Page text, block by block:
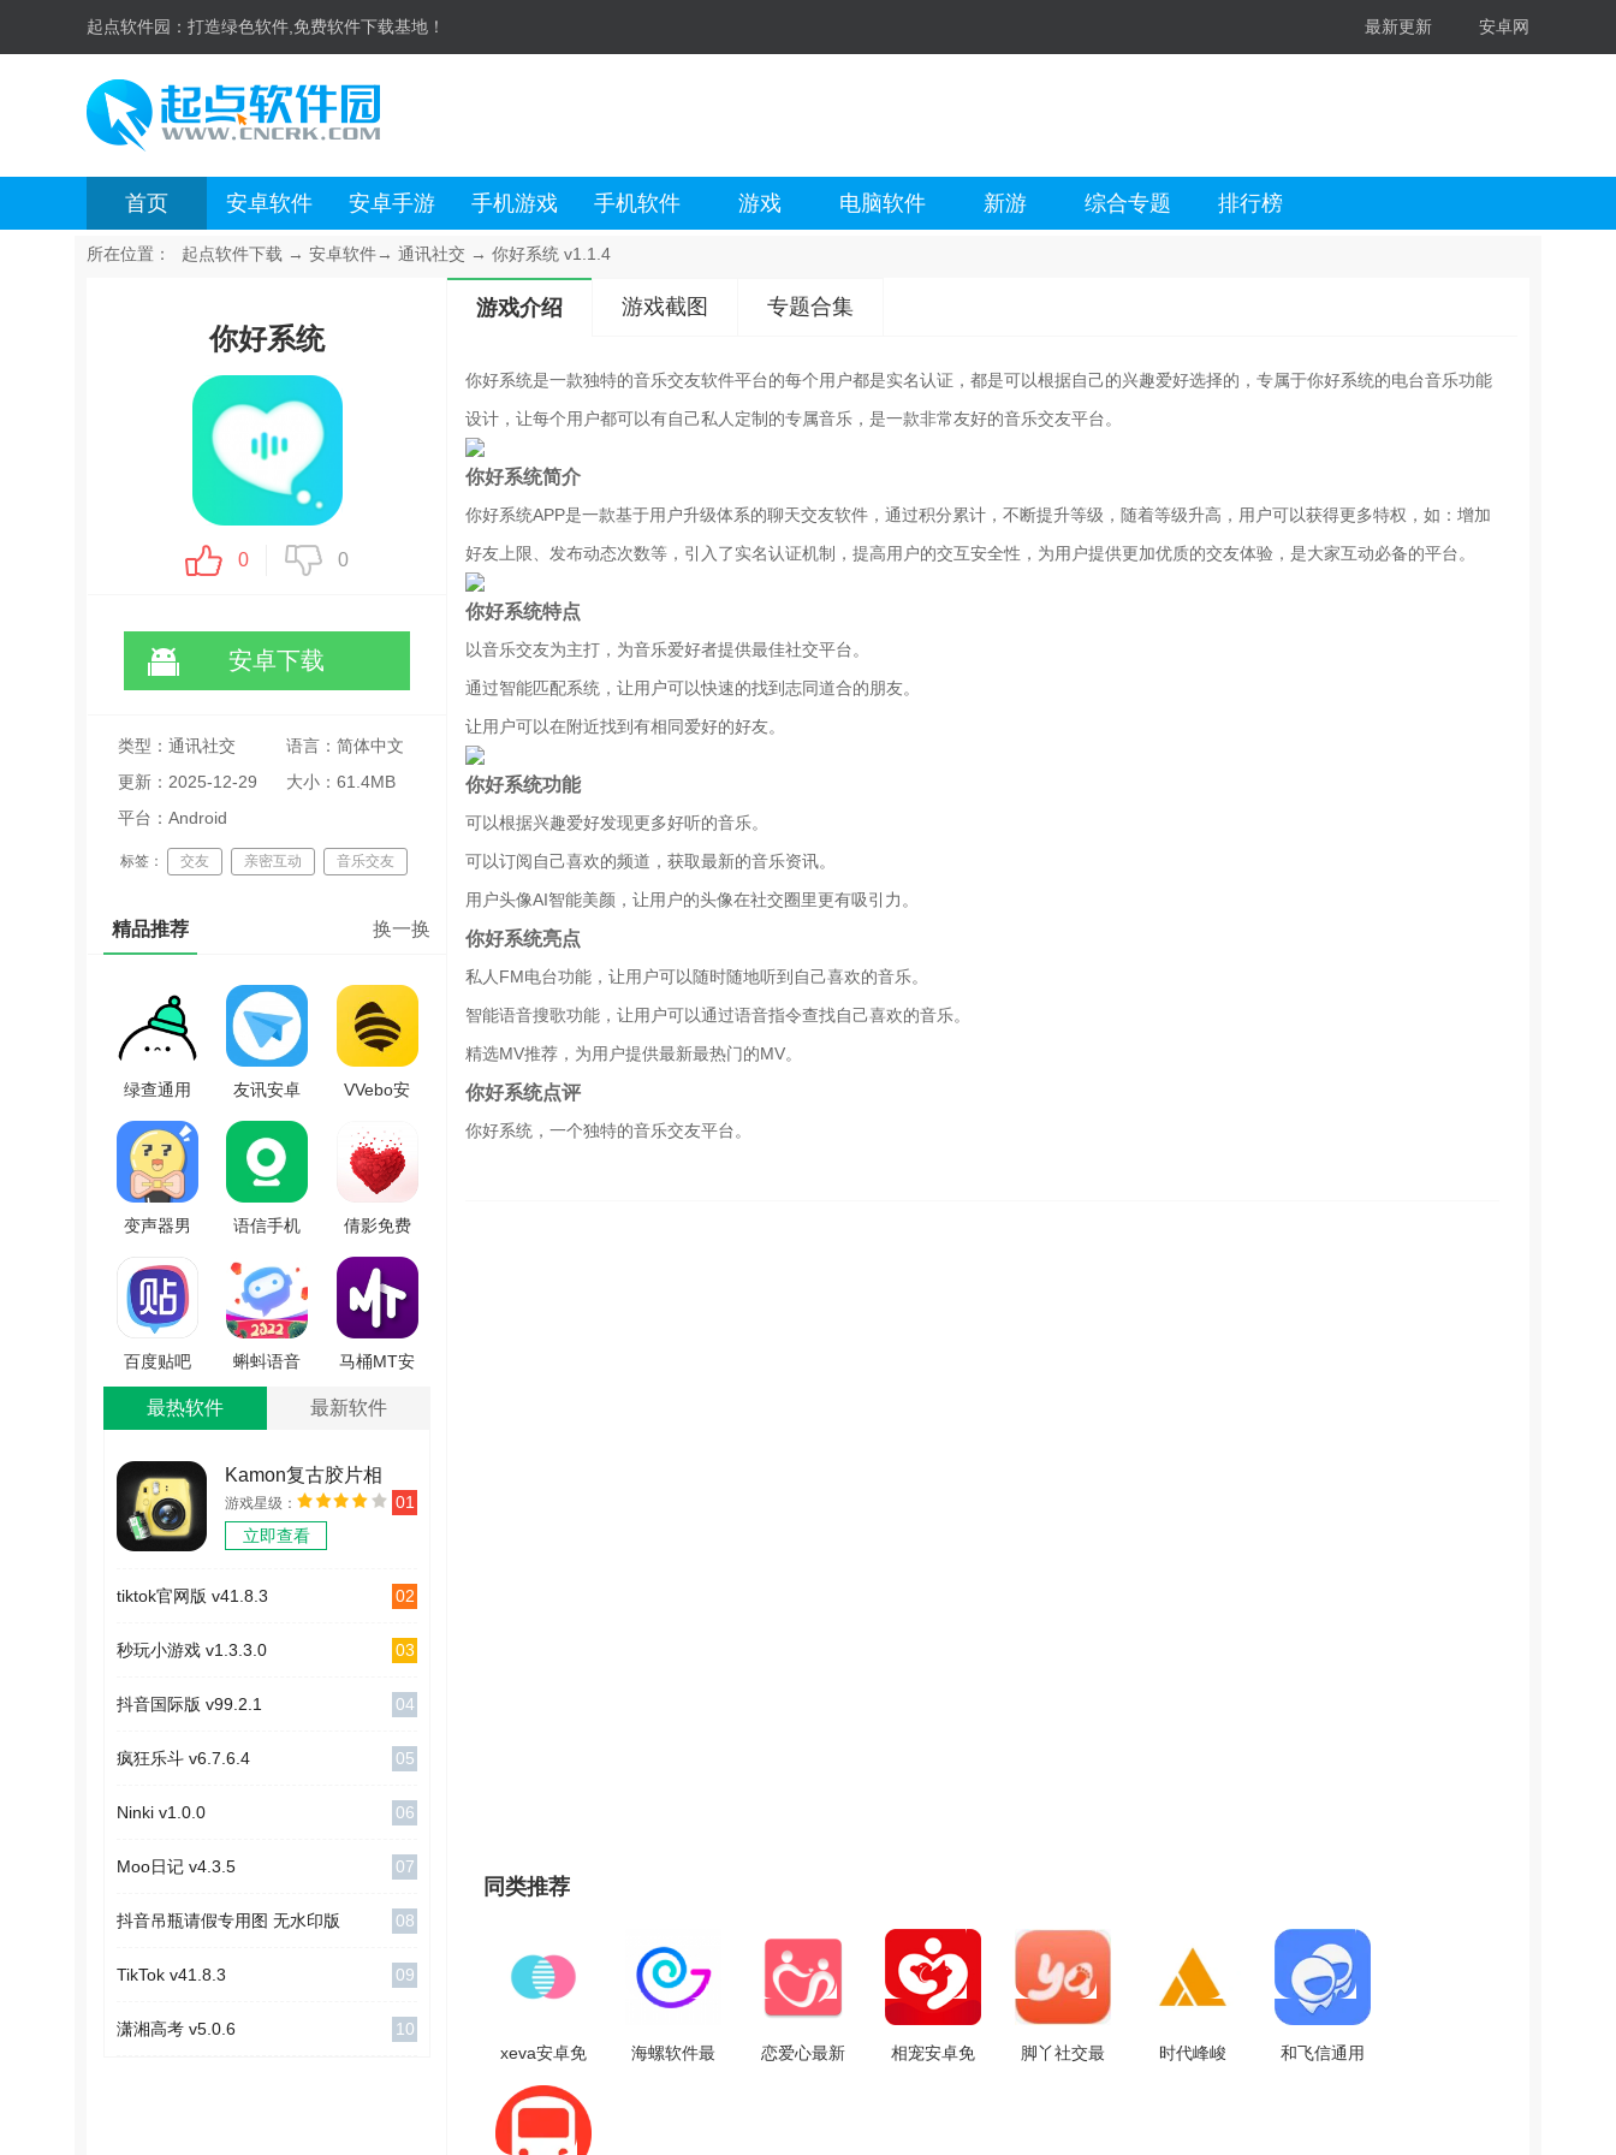
起点软件园： 打造绿色软件,免费软件下载基地！ 最新更新 安卓网
首页 安卓软件 安卓手游 手机游戏 手机软件 游戏 电脑软件 新游 综合专题 排行榜
所在位置： 起点软件下载 → 安卓软件→ 通讯社交 → 你好系统 v1.1.4
你好系统
0 0
安卓下载
类型：通讯社交
语言：简体中文
更新：2025-12-29
09:29:33
大小：61.4MB
平台：Android
标签： 交友 亲密互动 音乐交友
精品推荐 换一换
绿查通用
版 V2.3.0
友讯安卓
免费版
v1.02
VVebo安
V1.0.9
变声器男
变女qq无
广告版
V1.0
语信手机
v1.1.4
倩影免费
版 V2.0.0
百度贴吧
直装版
V12.81.1.0
蝌蚪语音
安卓官方
马桶MT安
最热软件 最新软件
Kamon复古胶片相
机 v2.2.2
游戏星级：
立即查看
01
tiktok官网版 v41.8.3 02
秒玩小游戏 v1.3.3.0 03
抖音国际版 v99.2.1 04
疯狂乐斗 v6.7.6.4 05
Ninki v1.0.0 06
Moo日记 v4.3.5 07
抖音吊瓶请假专用图 无水印版 08
TikTok v41.8.3 09
潇湘高考 v5.0.6 10
游戏介绍 游戏截图 专题合集
你好系统是一款独特的音乐交友软件平台的每个用户都是实名认证，都是可以根据自己的兴趣爱好选择的，专属于你好系统的电台音乐功能
设计，让每个用户都可以有自己私人定制的专属音乐，是一款非常友好的音乐交友平台。
你好系统简介
你好系统APP是一款基于用户升级体系的聊天交友软件，通过积分累计，不断提升等级，随着等级升高，用户可以获得更多特权，如：增加
好友上限、发布动态次数等，引入了实名认证机制，提高用户的交互安全性，为用户提供更加优质的交友体验，是大家互动必备的平台。
你好系统特点
以音乐交友为主打，为音乐爱好者提供最佳社交平台。
通过智能匹配系统，让用户可以快速的找到志同道合的朋友。
让用户可以在附近找到有相同爱好的好友。
你好系统功能
可以根据兴趣爱好发现更多好听的音乐。
可以订阅自己喜欢的频道，获取最新的音乐资讯。
用户头像AI智能美颜，让用户的头像在社交圈里更有吸引力。
你好系统亮点
私人FM电台功能，让用户可以随时随地听到自己喜欢的音乐。
智能语音搜歌功能，让用户可以通过语音指令查找自己喜欢的音乐。
精选MV推荐，为用户提供最新最热门的MV。
你好系统点评
你好系统，一个独特的音乐交友平台。
同类推荐
xeva安卓免
费版 V8.0.2
海螺软件最
恋爱心最新
相宠安卓免
脚丫社交最
时代峰峻
和飞信通用